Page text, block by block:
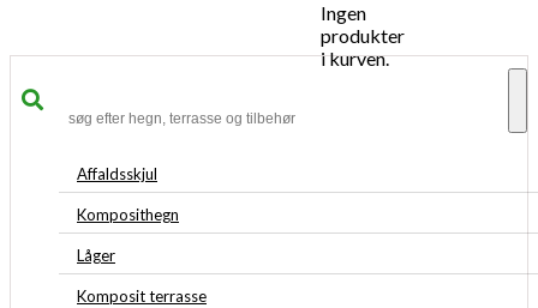
Ingen
produkter
i kurven.
Affaldsskjul
Komposithegn
Låger
Komposit terrasse